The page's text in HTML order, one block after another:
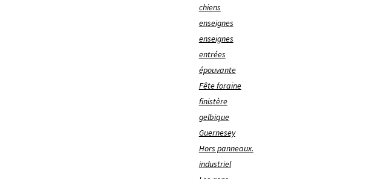
chiens
enseignes
enseignes
entrées
épouvante
Fête foraine
finistère
gelbique
Guernesey
Hors panneaux.
industriel